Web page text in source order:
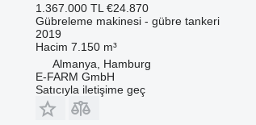
1.367.000 TL €24.870
Gübreleme makinesi - gübre tankeri
2019
Hacim 7.150 m³
Almanya, Hamburg
E-FARM GmbH
Satıcıyla iletişime geç